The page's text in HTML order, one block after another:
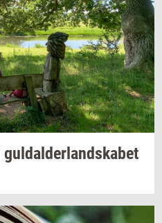
gul­dal­der­land­ska­bet